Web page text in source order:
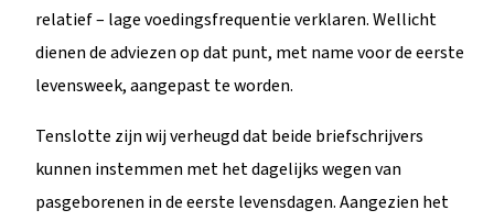
relatief – lage voedingsfrequentie verklaren. Wellicht
dienen de adviezen op dat punt, met name voor de eerste
levensweek, aangepast te worden.
Tenslotte zijn wij verheugd dat beide briefschrijvers
kunnen instemmen met het dagelijks wegen van
pasgeborenen in de eerste levensdagen. Aangezien het